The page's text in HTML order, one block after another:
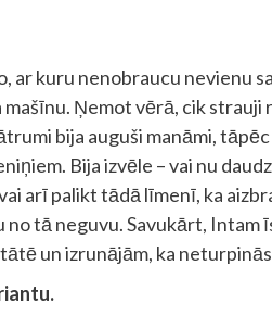
ar kuru nenobraucu nevienu
Ņemot vērā, cik strauji
bija auguši manāmi,
Bija izvēle – vai nu
arī palikt tādā līmenī, ka
tā neguvu. Savukārt, Intam
un izrunājām, ka